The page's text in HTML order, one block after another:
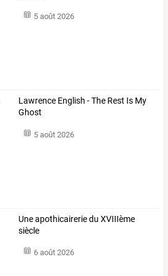
5 août 2026
Lawrence English - The Rest Is My
Ghost
5 août 2026
Une apothicairerie du XVIIIème
siècle
6 août 2026